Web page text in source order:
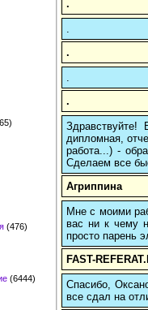
(476)
(6444)
.
.
.
.
.
дипломная,
работа...) -
Сделаем все
Агриппина
Мне с моими
вас ни к чему
просто парень
FAST-
Спасибо,
все сдал на